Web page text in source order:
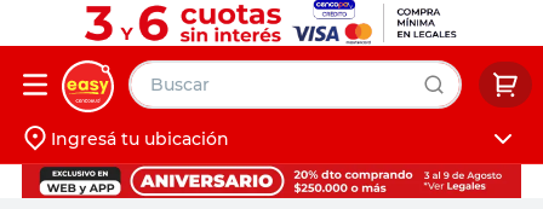
Buscar
Iniciá sesión
Ingresá tu ubicación
muebles
pintura